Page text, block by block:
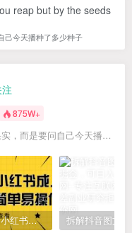
reap but by the seeds
己今天播种了多少种子
875W+
不要问自己收获了多少果实，而是要问自己今天播种了多少种子
2023年最新小红书成人电商项目，简单易操作【详细教程】